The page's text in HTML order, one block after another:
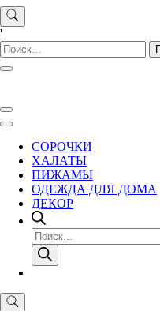
'
Найти:
СОРОЧКИ
ХАЛАТЫ
ПИЖАМЫ
ОДЕЖДА ДЛЯ ДОМА
ДЕКОР
Поиск
товаров